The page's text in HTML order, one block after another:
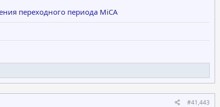
переходного периода MiCA
#41,443